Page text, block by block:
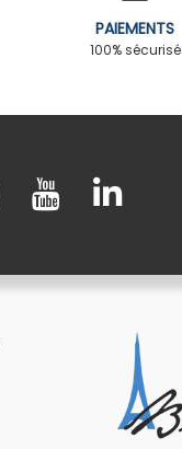
PAIEMENTS
100% sécurisé